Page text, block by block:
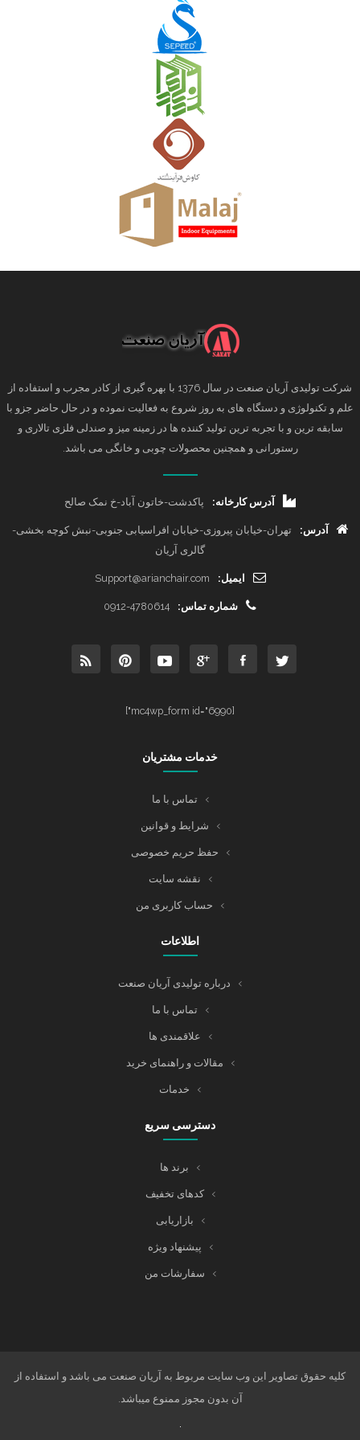
شرکت تولیدی آریان صنعت در سال 1376 با بهره گیری از کادر مجرب و استفاده از
علم و تکنولوژی و دستگاه های به روز شروع به فعالیت نموده و در حال حاضر جزو با
سابقه ترین و با تجربه ترین تولید کننده ها در زمینه میز و صندلی فلزی تالاری و
رستورانی و همچنین محصولات چوبی و خانگی می باشد.
آدرس کارخانه: پاکدشت-خاتون آباد-خ نمک صالح
آدرس:
تهران-خیابان پیروزی-خیابان افراسیابی جنوبی-نبش کوچه بخشی-
گالری آریان
ایمیل: Support@arianchair.com
شماره تماس: 0912-4780614
[mc4wp_form id="6990"]
خدمات مشتریان
تماس با ما
شرایط و قوانین
حفظ حریم خصوصی
نقشه سایت
حساب کاربری من
اطلاعات
درباره تولیدی آریان صنعت
تماس با ما
علاقمندی ها
مقالات و راهنمای خرید
خدمات
دسترسی سریع
برند ها
کدهای تخفیف
بازاریابی
پیشنهاد ویژه
سفارشات من
کلیه حقوق تصاویر این وب سایت مربوط به آریان صنعت می باشد و استفاده از
آن بدون مجوز ممنوع میباشد.